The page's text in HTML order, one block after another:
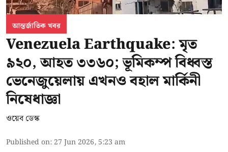
আন্তর্জাতিক খবর
Venezuela Earthquake: মৃত
৯২০, আহত ৩৩৬০; ভূমিকম্প বিধ্বস্ত
ভেনেজুয়েলায় এখনও বহাল মার্কিনী
নিষেধাজ্ঞা
ওয়েব ডেস্ক
Published on: 27 Jun 2026, 5:23 am